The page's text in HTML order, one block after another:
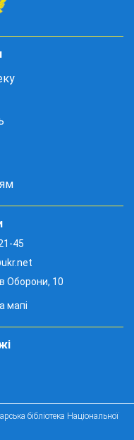
45
Оборони, 10
мапі
бібліотека Національної